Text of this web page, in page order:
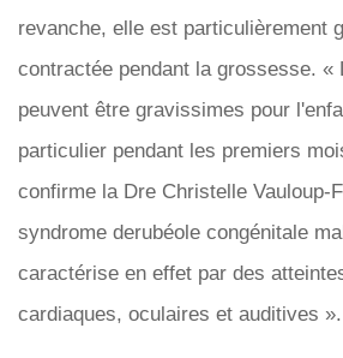
revanche, elle est particulièrement
contractée pendant la grossesse. «
peuvent être gravissimes pour
particulier pendant les premiers
confirme la Dre Christelle Vauloup-
syndrome derubéole congénitale
caractérise en effet par des
cardiaques, oculaires et auditives ».